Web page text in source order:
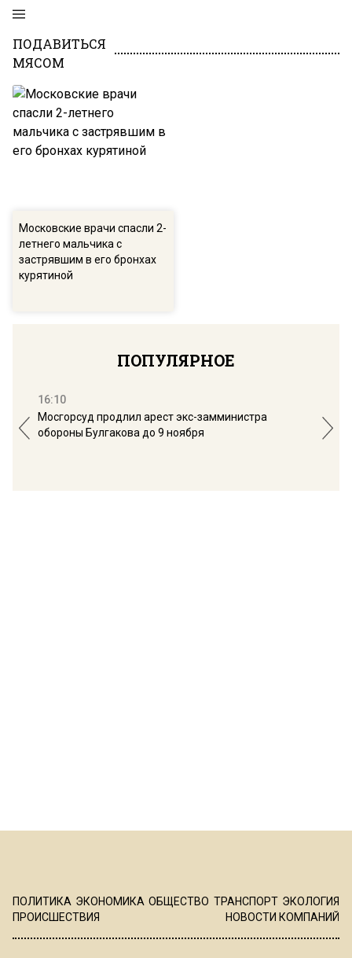
ПОДАВИТЬСЯ
МЯСОМ
Московские врачи спасли 2-
летнего мальчика с
застрявшим в его бронхах
курятиной
ПОПУЛЯРНОЕ
16:10
Мосгорсуд продлил арест экс-замминистра
обороны Булгакова до 9 ноября
ПОЛИТИКА ЭКОНОМИКА ОБЩЕСТВО ТРАНСПОРТ ЭКОЛОГИЯ
ПРОИСШЕСТВИЯ
НОВОСТИ КОМПАНИЙ